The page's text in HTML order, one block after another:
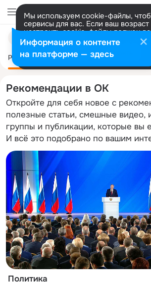
Мы используем cookie-файлы,
сервисы для вас. Если ваш возраст
настроить cookie-файлы должен
представитель. Больше
Разрешить все Настроить
темам
Рекомендации Политика Здоровье
Рекомендации в ОК
Откройте для себя новое с
полезные статьи, смешные видео,
группы и публикации, которые вы
И всё это подобрано по вашим
Политика
Информация о контенте
на платформе — здесь